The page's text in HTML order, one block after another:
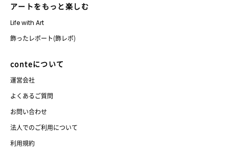
アートをもっと楽しむ
Life with Art
飾ったレポート(飾レポ)
conteについて
運営会社
よくあるご質問
お問い合わせ
法人でのご利用について
利用規約